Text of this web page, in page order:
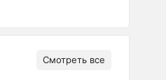
Смотреть все